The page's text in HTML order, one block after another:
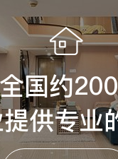
国约
供专业